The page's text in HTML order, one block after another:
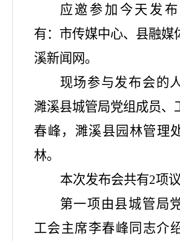
应邀参加今天发
有：市传媒中心、县融媒
溪新闻网。
现场参与发布会的
濉溪县城管局党组成员、
春峰，濉溪县园林管理
林。
本次发布会共有2项
第一项由县城管局
工会主席李春峰 同志介